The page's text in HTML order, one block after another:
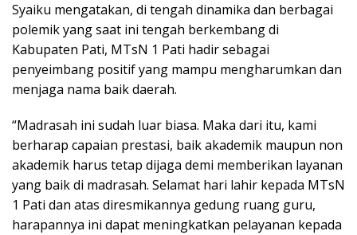
Syaiku mengatakan, di tengah dinamika dan berbagai
polemik yang saat ini tengah berkembang di
Kabupaten Pati, MTsN 1 Pati hadir sebagai
penyeimbang positif yang mampu mengharumkan dan
menjaga nama baik daerah.
“Madrasah ini sudah luar biasa. Maka dari itu, kami
berharap capaian prestasi, baik akademik maupun non
akademik harus tetap dijaga demi memberikan layanan
yang baik di madrasah. Selamat hari lahir kepada MTsN
1 Pati dan atas diresmikannya gedung ruang guru,
harapannya ini dapat meningkatkan pelayanan kepada